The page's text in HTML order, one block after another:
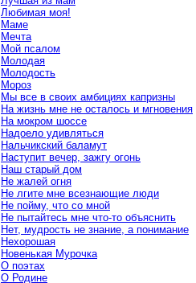
Любимая моя!
Маме
Мечта
Мой псалом
Молодая
Молодость
Мороз
Мы все в своих амбициях капризны
На жизнь мне не осталось и мгновения
На мокром шоссе
Надоело удивляться
Нальчикский баламут
Наступит вечер, зажгу огонь
Наш старый дом
Не жалей огня
Не лгите мне всезнающие люди
Не пойму, что со мной
Не пытайтесь мне что-то объяснить
Нет, мудрость не знание, а понимание
Нехорошая
Новенькая Мурочка
О поэтах
О Родине